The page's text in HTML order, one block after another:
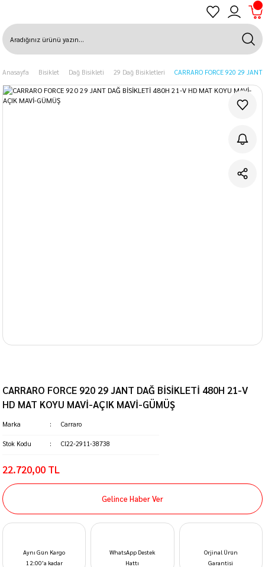
Anasayfa Bisiklet Dağ Bisikleti 29 Dağ Bisikletleri CARRARO FORCE 920 29
CARRARO FORCE 920 29 JANT DAĞ BİSİKLETİ 480H 21-V
HD MAT KOYU MAVİ-AÇIK MAVİ-GÜMÜŞ
Marka Carraro
Stok Kodu CI22-2911-38738
22.720,00 TL
Gelince Haber Ver
Aynı Gün Kargo
12:00’a kadar
WhatsApp Destek
Hattı
Orjinal Ürün
Garantisi